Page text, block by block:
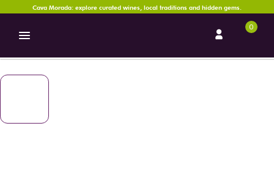
Cava Morada: explore curated wines, local traditions and hidden gems.
0